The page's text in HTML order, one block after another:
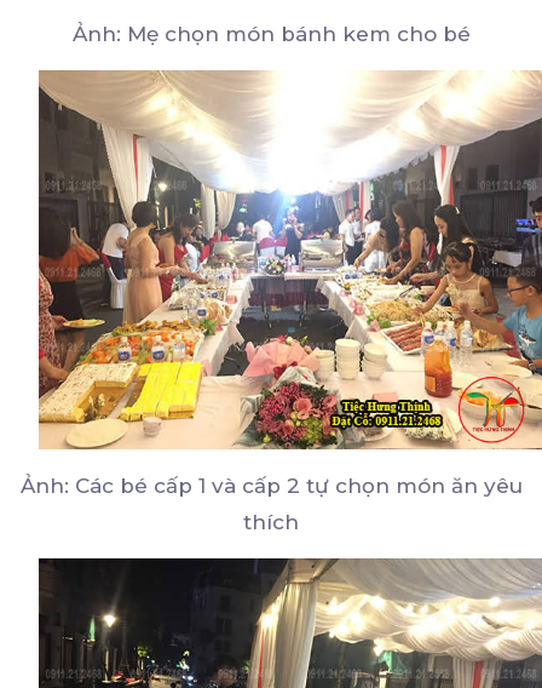
Ảnh: Mẹ chọn món bánh kem cho bé
Ảnh: Các bé cấp 1 và cấp 2 tự chọn món ăn yêu
thích